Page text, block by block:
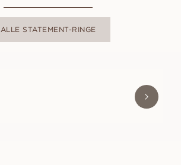
ALLE STATEMENT-RINGE